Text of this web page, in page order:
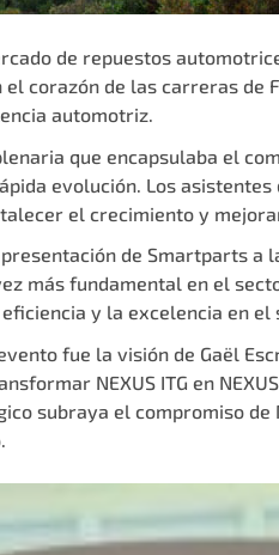
de repuestos
corazón de las carreras de
automotriz.
que encapsulaba el
evolución. Los
el crecimiento y
de Smartparts a
más fundamental en el
y la excelencia en el
fue la visión de Gaël
NEXUS ITG en
subraya el compromiso